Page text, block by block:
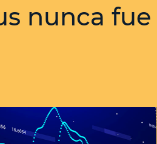
nunca fue